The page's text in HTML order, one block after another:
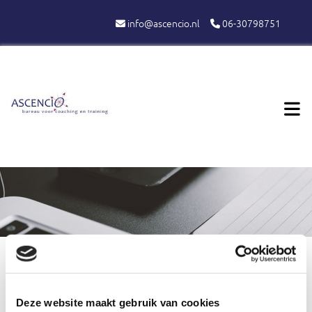
Deze website maakt gebruik van cookies
 info@ascencio.nl  06-30798751